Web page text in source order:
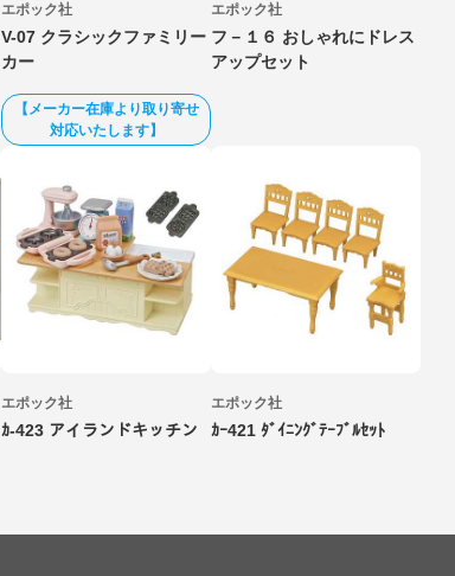
エポック社
V-07 クラシックファミリー
カー
【メーカー在庫より取り寄せ
対応いたします】
エポック社
フ－１６ おしゃれにドレス
アップセット
エポック社
ｶ-423 アイランドキッチン
エポック社
ｶｰ421 ﾀﾞｲﾆﾝｸﾞﾃｰﾌﾞﾙｾｯﾄ